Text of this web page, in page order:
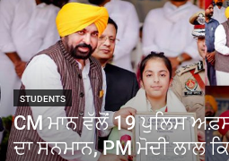
STUDENTS
CM ਮਾਨ ਵੱਲੋਂ 19 ਪੁਲਿਸ
ਦਾ ਸਨਮਾਨ, PM ਮੋਦੀ ਲਾਲ